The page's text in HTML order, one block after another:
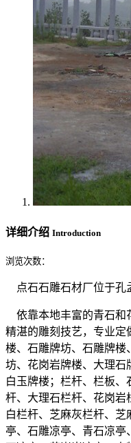
详细介绍 Introduction
浏览次数：
点石石雕石材厂位于孔
依靠本地丰富的青石和
精湛的雕刻技艺，专业定
楼、石雕牌坊、石雕牌楼
坊、花岗岩牌楼、大理石
白玉牌楼；栏杆、栏板
杆、大理石栏杆、花岗岩
白栏杆、芝麻灰栏杆、
亭、石雕凉亭、青石凉亭